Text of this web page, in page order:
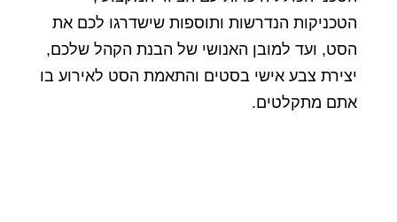
הטכניקות הנדרשות ותוספות שישדרגו לכם את
הסט, ועד למובן האנושי של הבנת הקהל שלכם,
יצירת צבע אישי בסטים והתאמת הסט לאירוע בו
אתם מתקלטים.